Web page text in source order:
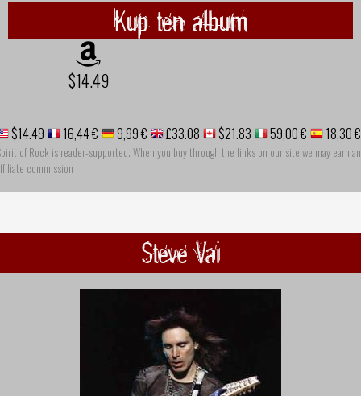
Kup ten album
$14.49
$14.49 16,44 € 9,99 € £33.08 $21.83 59,00 € 18,30 €
of Rock is reader-supported. When you buy through the links on our site we may earn an
commission
Steve Vai